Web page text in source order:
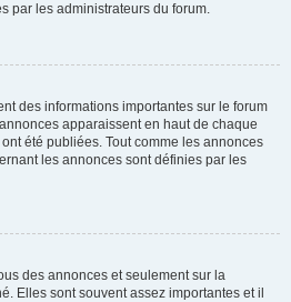
par les administrateurs du forum.
des informations importantes sur le forum
apparaissent en haut de chaque
été publiées. Tout comme les annonces
les annonces sont définies par les
des annonces et seulement sur la
Elles sont souvent assez importantes et il